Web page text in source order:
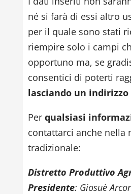
né si farà di essi altro
per il quale sono stati
riempire solo i campi
opportuno ma, se
consentici di poterti
lasciando un
Per qualsiasi
contattarci anche nella
tradizionale:
Distretto Produttivo
Presidente: Giosuè